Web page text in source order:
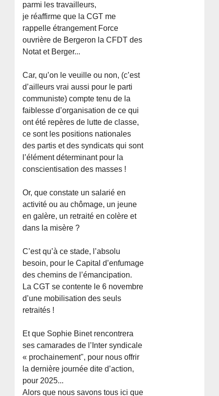
parmi les travailleurs,
je réaffirme que la CGT me
rappelle étrangement Force
ouvrière de Bergeron la CFDT des
Notat et Berger...
Car, qu’on le veuille ou non, (c’est
d’ailleurs vrai aussi pour le parti
communiste) compte tenu de la
faiblesse d’organisation de ce qui
ont été repères de lutte de classe,
ce sont les positions nationales
des partis et des syndicats qui sont
l’élément déterminant pour la
conscientisation des masses !
Or, que constate un salarié en
activité ou au chômage, un jeune
en galère, un retraité en colère et
dans la misère ?
C’est qu’à ce stade, l’absolu
besoin, pour le Capital d’enfumage
des chemins de l’émancipation.
La CGT se contente le 6 novembre
d’une mobilisation des seuls
retraités !
Et que Sophie Binet rencontrera
ses camarades de l’Inter syndicale
« prochainement", pour nous offrir
la dernière journée dite d’action,
pour 2025...
Alors que nous savons tous ici que